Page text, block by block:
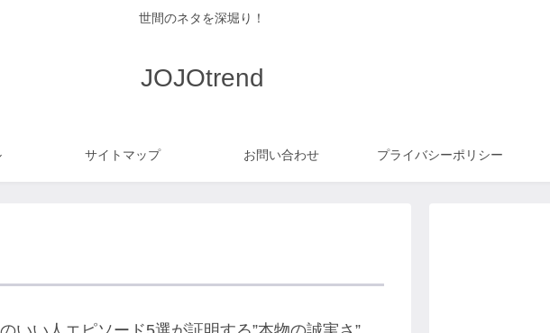
世間のネタを深堀り！
JOJOtrend
サイトマップ お問い合わせ プライバシーポリシー